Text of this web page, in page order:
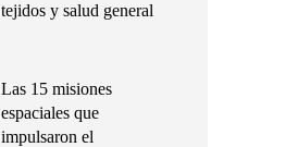
tejidos y salud general
Las 15 misiones
espaciales que
impulsaron el